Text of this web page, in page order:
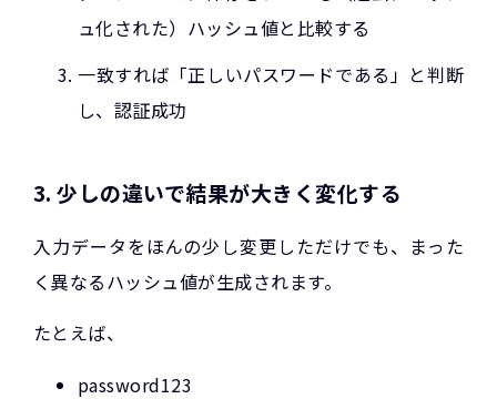
ュ化された）ハッシュ値と比較する
一致すれば「正しいパスワードである」と判断
し、認証成功
3. 少しの違いで結果が大きく変化する
入力データをほんの少し変更しただけでも、まった
く異なるハッシュ値が生成されます。
たとえば、
password123